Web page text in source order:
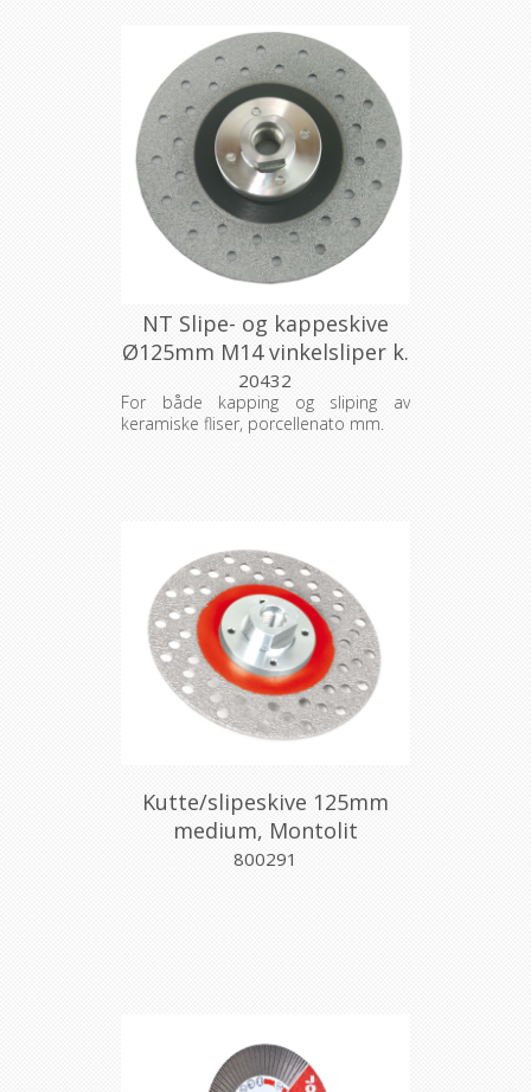
NT Slipe- og kappeskive
Ø125mm M14 vinkelsliper k.
80
20432
For både kapping og sliping av
keramiske fliser, porcellenato mm.
Kutte/slipeskive 125mm
medium, Montolit
800291